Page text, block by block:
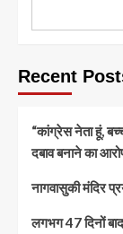
Recent
“कांग्रेस नेता हूं,
दबाव बनाने का
नागवासुकी मंदिर
लगभग 47 दिनों